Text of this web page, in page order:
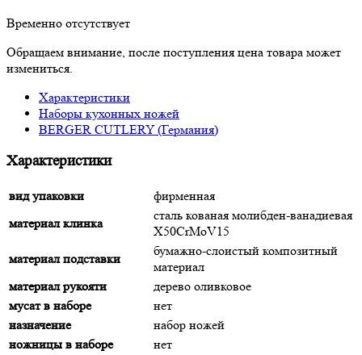
Временно отсутствует
Обращаем внимание, после поступления цена товара может
измениться.
Характеристики
Наборы кухонных ножей
BERGER CUTLERY (Германия)
Характеристики
вид упаковки
фирменная
материал клинка
сталь кованая молибден-ванадиевая
X50CrMoV15
материал подставки
бумажно-слоистый композитный
материал
материал рукояти
дерево оливковое
мусат в наборе
нет
назначение
набор ножей
ножницы в наборе
нет